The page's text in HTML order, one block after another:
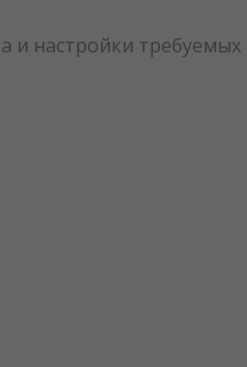
и настройки требуемых